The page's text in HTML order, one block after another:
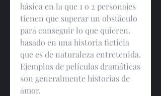
básica en la que 1 o 2 personajes
tienen que superar un obstáculo
para conseguir lo que quieren.
basado en una historia ficticia
que es de naturaleza entretenida.
Ejemplos de películas dramáticas
son generalmente historias de
amor.